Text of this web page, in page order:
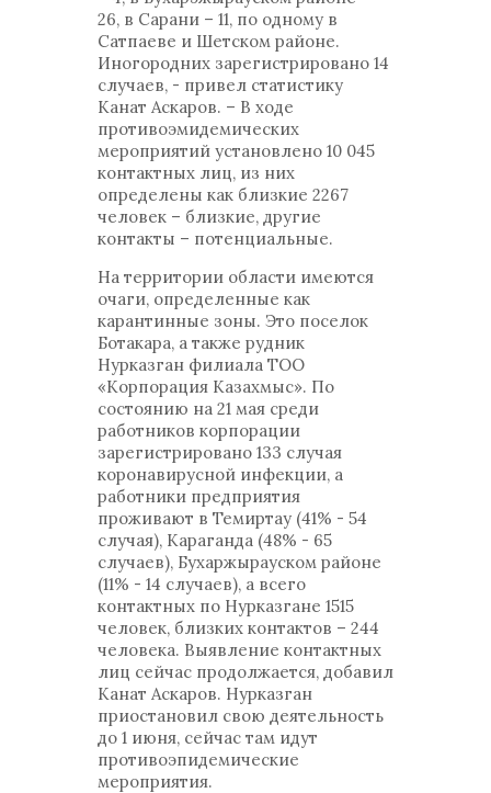
26, в Сарани – 11, по одному в
Сатпаеве и Шетском районе.
Иногородних зарегистрировано 14
случаев, - привел статистику
Канат Аскаров. – В ходе
противоэмидемических
мероприятий установлено 10 045
контактных лиц, из них
определены как близкие 2267
человек – близкие, другие
контакты – потенциальные.
На территории области имеются
очаги, определенные как
карантинные зоны. Это поселок
Ботакара, а также рудник
Нурказган филиала ТОО
«Корпорация Казахмыс». По
состоянию на 21 мая среди
работников корпорации
зарегистрировано 133 случая
коронавирусной инфекции, а
работники предприятия
проживают в Темиртау (41% - 54
случая), Караганда (48% - 65
случаев), Бухаржырауском районе
(11% - 14 случаев), а всего
контактных по Нурказгане 1515
человек, близких контактов – 244
человека. Выявление контактных
лиц сейчас продолжается, добавил
Канат Аскаров. Нурказган
приостановил свою деятельность
до 1 июня, сейчас там идут
противоэпидемические
мероприятия.